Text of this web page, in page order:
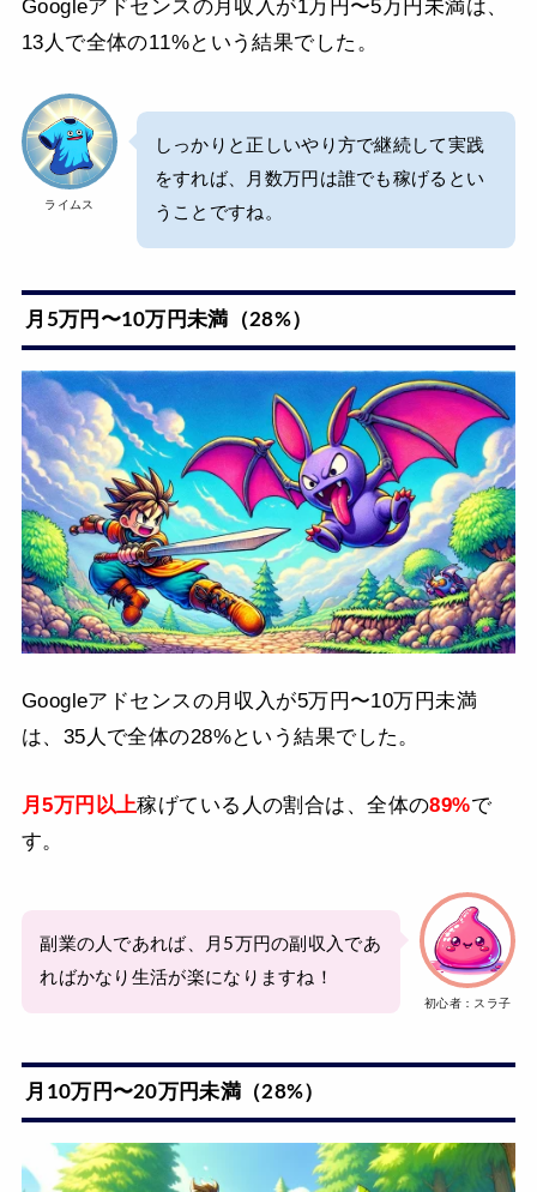
Googleアドセンスの月収入が1万円〜5万円未満は、
13人で全体の11%という結果でした。
ライムス
しっかりと正しいやり方で継続して実践
をすれば、月数万円は誰でも稼げるとい
うことですね。
月5万円〜10万円未満（28%）
Googleアドセンスの月収入が5万円〜10万円未満
は、35人で全体の28%という結果でした。
月5万円以上稼げている人の割合は、全体の89%で
す。
初心者：スラ子
副業の人であれば、月5万円の副収入であ
ればかなり生活が楽になりますね！
月10万円〜20万円未満（28%）